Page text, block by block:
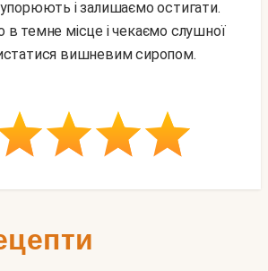
і залишаємо остигати.
в темне місце і чекаємо слушної
вишневим сиропом.